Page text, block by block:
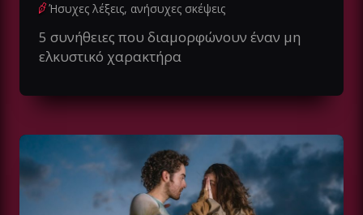
Ήσυχες λέξεις, ανήσυχες σκέψεις
5 συνήθειες που διαμορφώνουν έναν μη
ελκυστικό χαρακτήρα